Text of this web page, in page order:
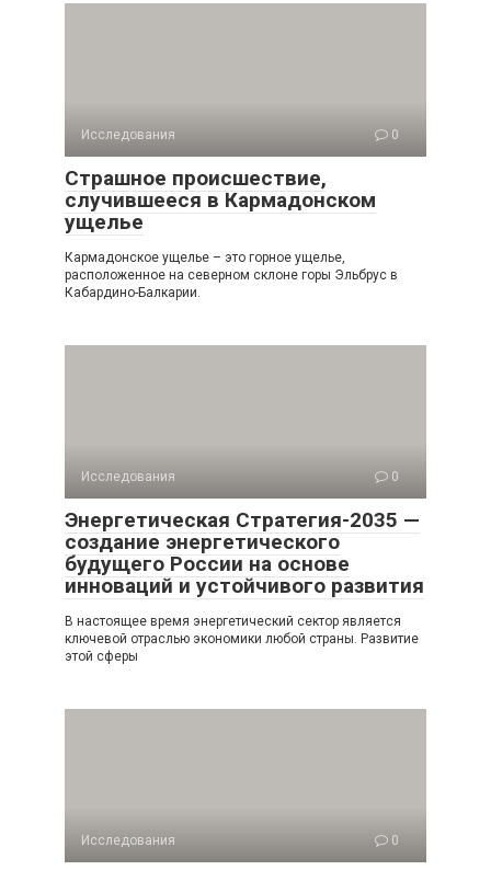
Исследования 0
Страшное происшествие,
случившееся в Кармадонском
ущелье
Кармадонское ущелье – это горное ущелье,
расположенное на северном склоне горы Эльбрус в
Кабардино-Балкарии.
Исследования 0
Энергетическая Стратегия-2035 —
создание энергетического
будущего России на основе
инноваций и устойчивого развития
В настоящее время энергетический сектор является
ключевой отраслью экономики любой страны. Развитие
этой сферы
Исследования 0